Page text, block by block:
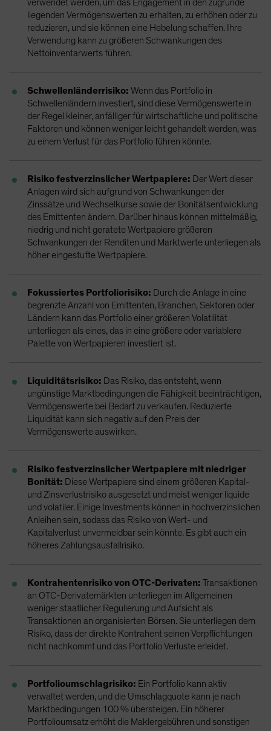
verwendet werden, um das Engagement in den zugrunde
liegenden Vermögenswerten zu erhalten, zu erhöhen oder zu
reduzieren, und sie können eine Hebelung schaffen. Ihre
Verwendung kann zu größeren Schwankungen des
Nettoinventarwerts führen.
Schwellenländerrisiko: Wenn das Portfolio in
Schwellenländern investiert, sind diese Vermögenswerte in
der Regel kleiner, anfälliger für wirtschaftliche und politische
Faktoren und können weniger leicht gehandelt werden, was
zu einem Verlust für das Portfolio führen könnte.
Risiko festverzinslicher Wertpapiere: Der Wert dieser
Anlagen wird sich aufgrund von Schwankungen der
Zinssätze und Wechselkurse sowie der Bonitätsentwicklung
des Emittenten ändern. Darüber hinaus können mittelmäßig,
niedrig und nicht geratete Wertpapiere größeren
Schwankungen der Renditen und Marktwerte unterliegen als
höher eingestufte Wertpapiere.
Fokussiertes Portfoliorisiko: Durch die Anlage in eine
begrenzte Anzahl von Emittenten, Branchen, Sektoren oder
Ländern kann das Portfolio einer größeren Volatilität
unterliegen als eines, das in eine größere oder variablere
Palette von Wertpapieren investiert ist.
Liquiditätsrisiko: Das Risiko, das entsteht, wenn
ungünstige Marktbedingungen die Fähigkeit beeinträchtigen,
Vermögenswerte bei Bedarf zu verkaufen. Reduzierte
Liquidität kann sich negativ auf den Preis der
Vermögenswerte auswirken.
Risiko festverzinslicher Wertpapiere mit niedriger
Bonität: Diese Wertpapiere sind einem größeren Kapital-
und Zinsverlustrisiko ausgesetzt und meist weniger liquide
und volatiler. Einige Investments können in hochverzinslichen
Anleihen sein, sodass das Risiko von Wert- und
Kapitalverlust unvermeidbar sein könnte. Es gibt auch ein
höheres Zahlungsausfallrisiko.
Kontrahentenrisiko von OTC-Derivaten: Transaktionen
an OTC-Derivatemärkten unterliegen im Allgemeinen
weniger staatlicher Regulierung und Aufsicht als
Transaktionen an organisierten Börsen. Sie unterliegen dem
Risiko, dass der direkte Kontrahent seinen Verpflichtungen
nicht nachkommt und das Portfolio Verluste erleidet.
Portfolioumschlagrisiko: Ein Portfolio kann aktiv
verwaltet werden, und die Umschlagquote kann je nach
Marktbedingungen 100 % übersteigen. Ein höherer
Portfolioumsatz erhöht die Maklergebühren und sonstigen